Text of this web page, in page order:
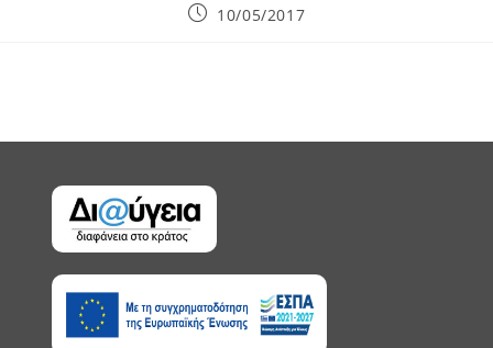
Post10/05/2017